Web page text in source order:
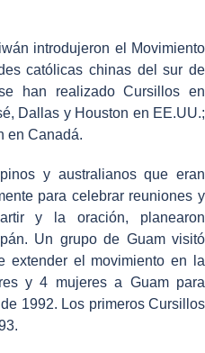
introdujeron el Movimiento
católicas chinas del sur de
han realizado Cursillos en
Dallas y Houston en EE.UU.;
en Canadá.
y australianos que eran
para celebrar reuniones y
y la oración, planearon
Un grupo de Guam visitó
extender el movimiento en la
y 4 mujeres a Guam para
1992. Los primeros Cursillos